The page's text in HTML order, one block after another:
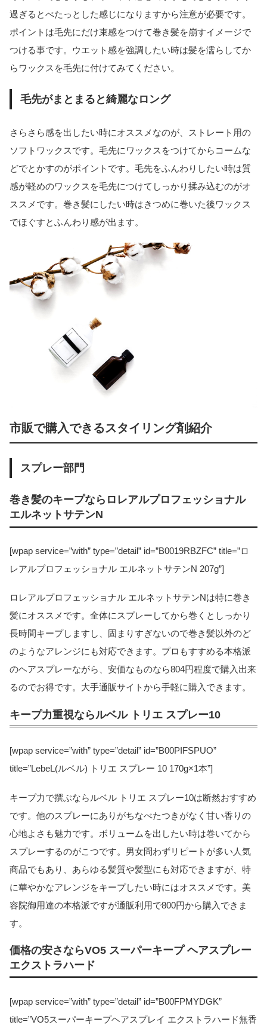
過ぎるとべたっとした感じになりますから注意が必要です。
ポイントは毛先にだけ束感をつけて巻き髪を崩すイメージで
つける事です。ウエット感を強調したい時は髪を濡らしてか
らワックスを毛先に付けてみてください。
毛先がまとまると綺麗なロング
さらさら感を出したい時にオススメなのが、ストレート用の
ソフトワックスです。毛先にワックスをつけてからコームな
どでとかすのがポイントです。毛先をふんわりしたい時は質
感が軽めのワックスを毛先につけてしっかり揉み込むのがオ
ススメです。巻き髪にしたい時はきつめに巻いた後ワックス
でほぐすとふんわり感が出ます。
市販で購入できるスタイリング剤紹介
スプレー部門
巻き髪のキープならロレアルプロフェッショナル
エルネットサテンN
[wpap service=”with” type=”detail” id=”B0019RBZFC” title=”ロ
レアルプロフェッショナル エルネットサテンN 207g”]
ロレアルプロフェッショナル エルネットサテンNは特に巻き
髪にオススメです。全体にスプレーしてから巻くとしっかり
長時間キープしますし、固まりすぎないので巻き髪以外のど
のようなアレンジにも対応できます。プロもすすめる本格派
のヘアスプレーながら、安価なものなら804円程度で購入出来
るのでお得です。大手通販サイトから手軽に購入できます。
キープ力重視ならルベル トリエ スプレー10
[wpap service=”with” type=”detail” id=”B00PIFSPUO”
title=”LebeL(ルベル) トリエ スプレー 10 170g×1本”]
キープ力で撰ぶならルベル トリエ スプレー10は断然おすすめ
です。他のスプレーにありがちなべたつきがなく甘い香りの
心地よさも魅力です。ボリュームを出したい時は巻いてから
スプレーするのがこつです。男女問わずリピートが多い人気
商品でもあり、あらゆる髪質や髪型にも対応できますが、特
に華やかなアレンジをキープしたい時にはオススメです。美
容院御用達の本格派ですが通販利用で800円から購入できま
す。
価格の安さならVO5 スーパーキープ ヘアスプレー
エクストラハード
[wpap service=”with” type=”detail” id=”B00FPMYDGK”
title=”VO5スーパーキープヘアスプレイ エクストラハード無香